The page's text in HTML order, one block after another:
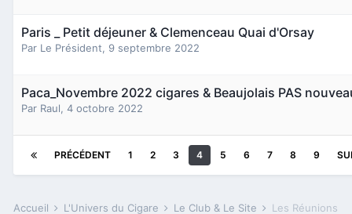
Paris _ Petit déjeuner & Clemenceau Quai d'Orsay
Par Le Président, 9 septembre 2022
Paca_Novembre 2022 cigares & Beaujolais PAS
Par Raul 4 octobre 2022
PRÉCÉDENT 1 2 3 4 5 6 7 8 9
Accueil L'Univers du Cigare Le Club & Le Site Les Réunions